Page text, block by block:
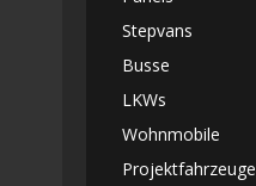
Stepvans
Busse
LKWs
Wohnmobile
Projektfahrzeuge